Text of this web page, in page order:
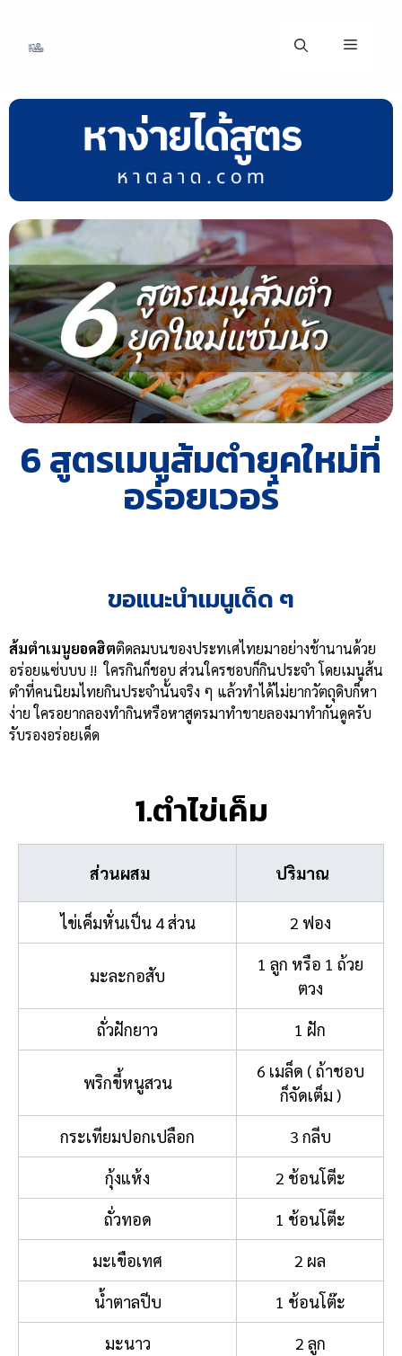
6 สูตรเมนูส้มตำยุคใหม่ที่
อร่อยเวอร์
ส้มตำเมนูยอดฮิตติดลมบนของประทเศไทยมาอย่างช้านานด้วย
อร่อยแซ่บบบ !! ใครกินก็ชอบ ส่วนใครชอบก็กินประจำ โดยเมนูส้น
ตำที่คนนิยมไทยกินประจำนั้นจริง ๆ แล้วทำได้ไม่ยากวัตถุดิบก็หา
ง่าย ใครอยากลองทำกินหรือหาสูตรมาทำขายลองมาทำกันดูครับ
รับรองอร่อยเด็ด
1.ตำไข่เค็ม
ส่วนผสม ปริมาณ
ไข่เค็มหั่นเป็น 4 ส่วน 2 ฟอง
มะละกอสับ
1 ลูก หรือ 1 ถ้วย
ตวง
ถั่วฝักยาว
1 ฝัก
พริกขี้หนูสวน
6 เมล็ด ( ถ้าชอบ
ก็จัดเต็ม )
กระเทียมปอกเปลือก
3 กลีบ
กุ้งแห้ง
2 ช้อนโตีะ
ถั่วทอด
1 ช้อนโตีะ
มะเขือเทศ
2 ผล
น้ำตาลปีบ
1 ช้อนโต๊ะ
มะนาว
2 ลูก
ขอแนะนำเมนูเด็ด ๆ